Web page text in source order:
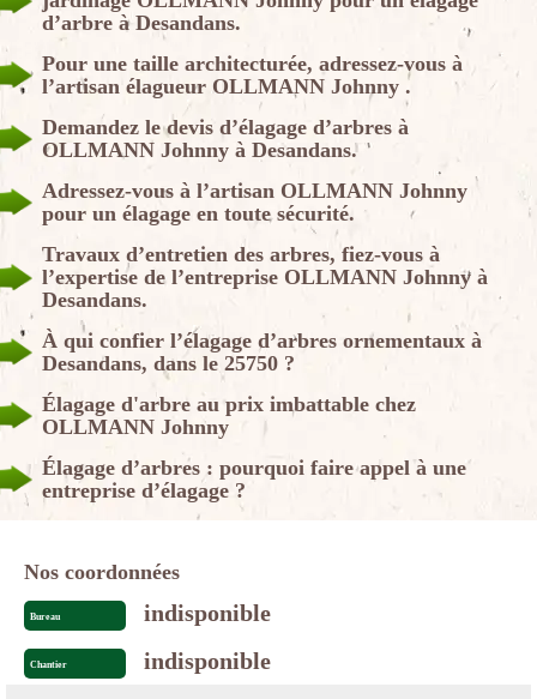
d’arbre à Desandans.
Pour une taille architecturée, adressez-vous à
l’artisan élagueur OLLMANN Johnny .
Demandez le devis d’élagage d’arbres à
OLLMANN Johnny à Desandans.
Adressez-vous à l’artisan OLLMANN Johnny
pour un élagage en toute sécurité.
Travaux d’entretien des arbres, fiez-vous à
l’expertise de l’entreprise OLLMANN Johnny à
Desandans.
À qui confier l’élagage d’arbres ornementaux à
Desandans, dans le 25750 ?
Élagage d'arbre au prix imbattable chez
OLLMANN Johnny
Élagage d’arbres : pourquoi faire appel à une
entreprise d’élagage ?
Nos coordonnées
Bureau indisponible
Chantier indisponible